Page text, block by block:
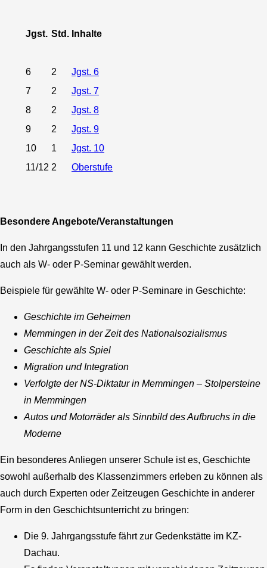
Jgst. Std. Inhalte
6 2
Jgst. 6
7
2
Jgst. 7
8
2
Jgst. 8
9
2
Jgst. 9
10
1
Jgst. 10
11/12 2 Oberstufe
Besondere Angebote/Veranstaltungen
In den Jahrgangsstufen 11 und 12 kann Geschichte zusätzlich
auch als W- oder P-Seminar gewählt werden.
Beispiele für gewählte W- oder P-Seminare in Geschichte:
Geschichte im Geheimen
Memmingen in der Zeit des Nationalsozialismus
Geschichte als Spiel
Migration und Integration
Verfolgte der NS-Diktatur in Memmingen – Stolpersteine
in Memmingen
Autos und Motorräder als Sinnbild des Aufbruchs in die
Moderne
Ein besonderes Anliegen unserer Schule ist es, Geschichte
sowohl außerhalb des Klassenzimmers erleben zu können als
auch durch Experten oder Zeitzeugen Geschichte in anderer
Form in den Geschichtsunterricht zu bringen:
Die 9. Jahrgangsstufe fährt zur Gedenkstätte im KZ-
Dachau.